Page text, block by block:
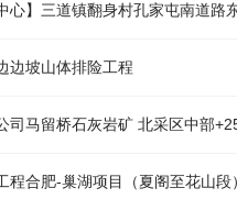
心】三道镇翻身村孔家屯南道路
边坡山体排险工程
司马留桥石灰岩矿 北采区中部